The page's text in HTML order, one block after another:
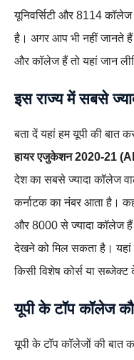
यूनिवर्सिटी और 8114
है। अगर आप भी नहीं जानते हैं
और कॉलेज हैं तो यहां जान
इस राज्य में सबसे
बता दें यहां हम यूपी की बात
हायर एजुकेशन 2020-21
देश का सबसे ज्यादा कॉलेज
कर्नाटक का नंबर आता है।
और 8000 से ज्यादा कॉलेज
देखने को मिल सकता है। यहां
किसी विशेष कोर्स या
यूपी के टॉप कॉलेज
यूपी के टॉप कॉलेजों की बात